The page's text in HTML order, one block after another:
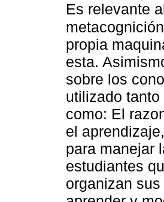
Es relevante
propia
esta.
sobre los
utilizado
como: El
el
para manejar
estudiantes
organizan